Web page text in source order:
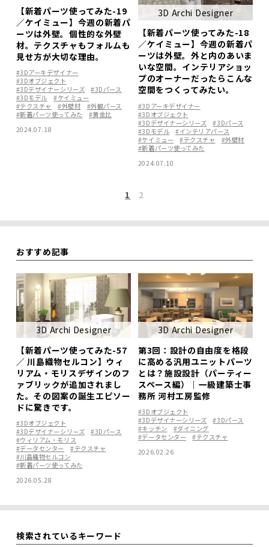
【新着パーツ使ってみた-19
／ケイミュー】今週の新着パ
ーツは外壁。個性的な外壁
材。テクスチャもフォルムも
見せ方が大切な理由。
#3Dアーキデザイナー
#3Dオブジェクト
#3Dデザイナーシリーズ
#3Dパース
#3Dモデル
#ケイミュー
#テクスチャ
#外壁材
#外観パース
#新着パーツ使ってみた
#黄金比
2024.07.18
3D Archi Designer
【新着パーツ使ってみた-18
／ケイミュー】今週の新着パ
ーツは外壁。外と内のあいま
いな空間。インテリアショッ
プのオーナーだったらこんな
空間をつくってみたい。
#3Dアーキデザイナー
#3Dオブジェクト
#3Dデザイナーシリーズ
#3Dパース
#3Dモデル
#インテリアパース
#ケイミュー
#テクスチャ
#外壁材
#新着パーツ使ってみた
2024.07.10
1 2
おすすめ記事
3D Archi Designer
【新着パーツ使ってみた-57
／ 川島織物セルコン】ウィ
リアム・モリスデザインのフ
ァブリックが追加されまし
た。その図案の誕生エピソー
ドに驚きです。
#3Dオブジェクト
#3Dデザイナーシリーズ
#3Dパース
#ウィリアム・モリス
#データセンター
#テクスチャ
#川島織物セルコン
#新着パーツ使ってみた
2026.05.28
3D Archi Designer
第3回：設計の自由度を格段
に高める汎用ユニットパーツ
とは？施設設計（パーティー
スペース編）｜一級建築士事
務所 河村工房監修
#3Dオブジェクト
#3Dデザイナーシリーズ
#3Dパース
#キッチン
#ダイニング
#データセンター
#テクスチャ
2026.02.26
検索されているキーワード